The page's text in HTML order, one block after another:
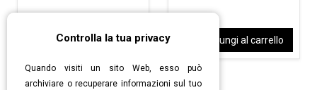
Aggiungi al carrello Aggiungi al carrello
Controlla la tua privacy
Quando visiti un sito Web, esso può
archiviare o recuperare informazioni sul tuo